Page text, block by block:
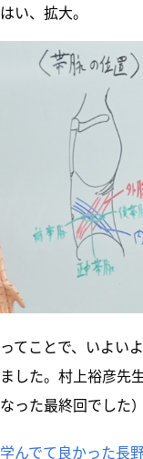
はい、拡大。
ってことで、いよい
ました。村上裕彦先
なった最終回でした
学んでて良かった長